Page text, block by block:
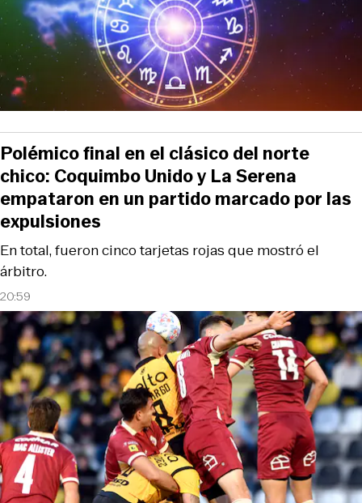
20:59
En total, fueron cinco tarjetas rojas que mostró el
árbitro.
Polémico final en el clásico del norte
chico: Coquimbo Unido y La Serena
empataron en un partido marcado por las
expulsiones